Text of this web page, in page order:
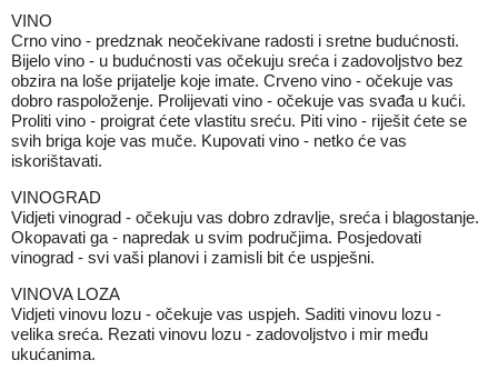
VINO
Crno vino - predznak neočekivane radosti i sretne budućnosti.
Bijelo vino - u budućnosti vas očekuju sreća i zadovoljstvo bez
obzira na loše prijatelje koje imate. Crveno vino - očekuje vas
dobro raspoloženje. Prolijevati vino - očekuje vas svađa u kući.
Proliti vino - proigrat ćete vlastitu sreću. Piti vino - riješit ćete se
svih briga koje vas muče. Kupovati vino - netko će vas
iskorištavati.
VINOGRAD
Vidjeti vinograd - očekuju vas dobro zdravlje, sreća i blagostanje.
Okopavati ga - napredak u svim područjima. Posjedovati
vinograd - svi vaši planovi i zamisli bit će uspješni.
VINOVA LOZA
Vidjeti vinovu lozu - očekuje vas uspjeh. Saditi vinovu lozu -
velika sreća. Rezati vinovu lozu - zadovoljstvo i mir među
ukućanima.